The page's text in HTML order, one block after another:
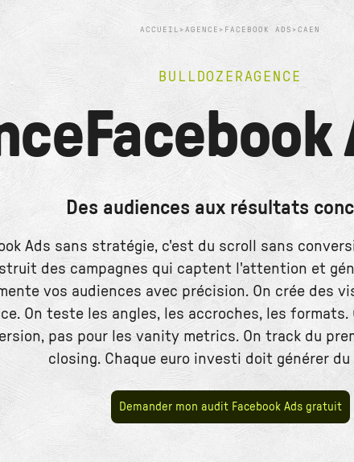
ACCUEIL > AGENCE > FACEBOOK ADS > CAEN
BULLDOZERAGENCE
Facebook
Des audiences aux résultats
Ads sans stratégie, c'est du scroll sans
des campagnes qui captent l'attention et
vos audiences avec précision. On crée des
On teste les angles, les accroches, les formats.
pas pour les vanity metrics. On track du
closing. Chaque euro investi doit générer
Demander mon audit Facebook Ads gratuit